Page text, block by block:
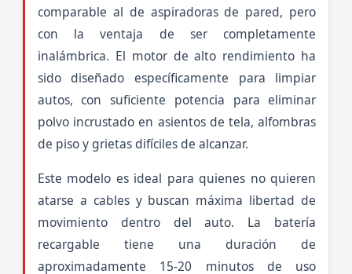
comparable al de aspiradoras de pared, pero
con la ventaja de ser completamente
inalámbrica. El motor de alto rendimiento ha
sido diseñado específicamente para limpiar
autos, con suficiente potencia para eliminar
polvo incrustado en asientos de tela, alfombras
de piso y grietas difíciles de alcanzar.
Este modelo es ideal para quienes no quieren
atarse a cables y buscan máxima libertad de
movimiento dentro del auto. La batería
recargable tiene una duración de
aproximadamente 15-20 minutos de uso